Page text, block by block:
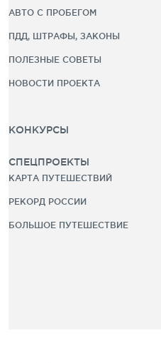
АВТО С ПРОБЕГОМ
ПДД, ШТРАФЫ, ЗАКОНЫ
ПОЛЕЗНЫЕ СОВЕТЫ
НОВОСТИ ПРОЕКТА
КОНКУРСЫ
СПЕЦПРОЕКТЫ
КАРТА ПУТЕШЕСТВИЙ
РЕКОРД РОССИИ
БОЛЬШОЕ ПУТЕШЕСТВИЕ